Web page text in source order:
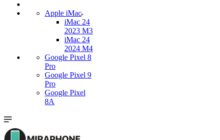
Apple iMac
iMac 24
2023 M3
iMac 24
2024 M4
Google Pixel 8
Pro
Google Pixel 9
Pro
Google Pixel
8A